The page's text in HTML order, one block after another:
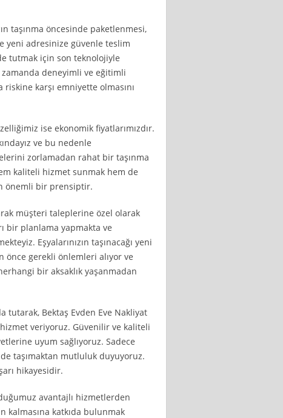
taşınma öncesinde paketlenmesi,
yeni adresinize güvenle teslim
tutmak için son teknolojiyle
zamanda deneyimli ve eğitimli
karşı emniyette olmasını
ise ekonomik fiyatlarımızdır.
ve bu nedenle
zorlamadan rahat bir taşınma
kaliteli hizmet sunmak hem de
önemli bir prensiptir.
müşteri taleplerine özel olarak
bir planlama yapmakta ve
Eşyalarınızın taşınacağı yeni
önce gerekli önlemleri alıyor ve
bir aksaklık yaşanmadan
Bektaş Evden Eve Nakliyat
veriyoruz. Güvenilir ve kaliteli
uyum sağlıyoruz. Sadece
taşımaktan mutluluk duyuyoruz.
hikayesidir.
avantajlı hizmetlerden
katkıda bulunmak